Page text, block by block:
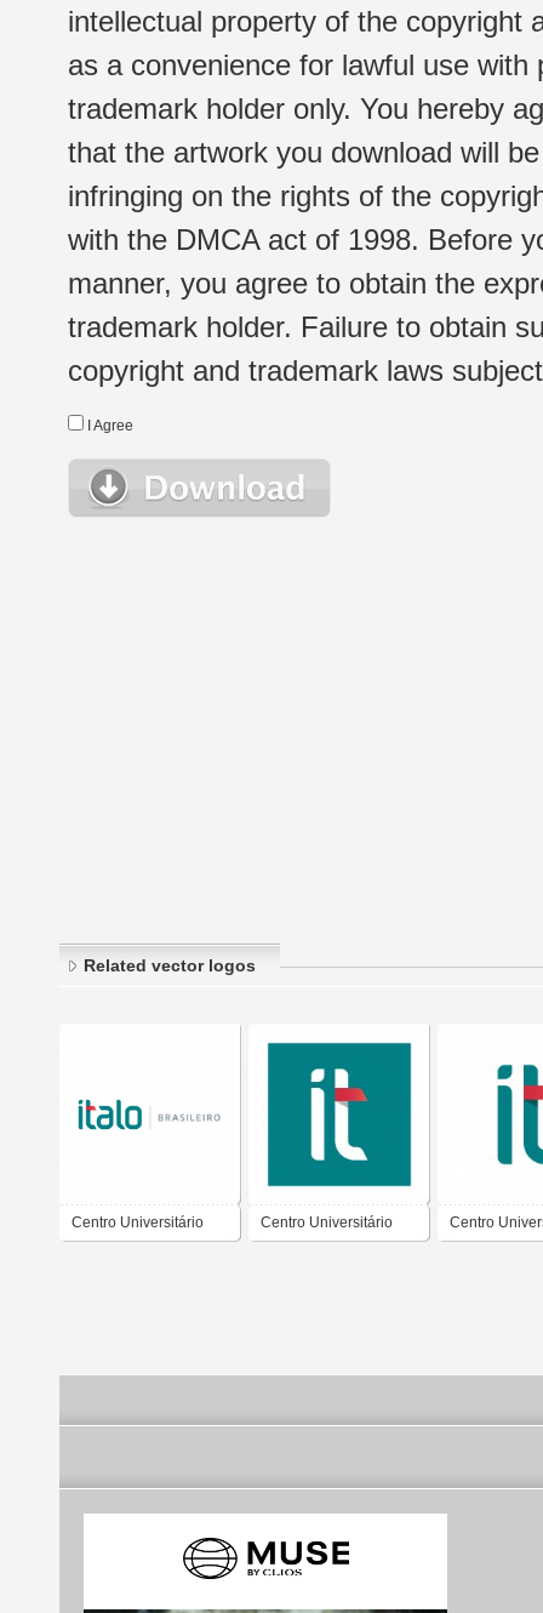
intellectual property of the copyright
as a convenience for lawful use
trademark holder only. You hereby
that the artwork you download will
infringing on the rights of the
with the DMCA act of 1998. Before
manner, you agree to obtain the
trademark holder. Failure to obtain
copyright and trademark laws
I Agree
Related vector logos
Centro Universitário Centro Universitário Centro